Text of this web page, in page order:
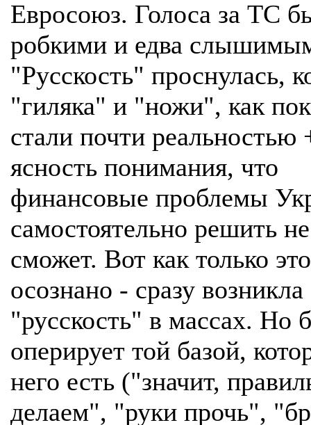
Евросоюз. Голоса за ТС
робкими и едва
"Русскость" проснулась,
"гиляка" и "ножи", как
стали почти реальностью
ясность понимания, что
финансовые проблемы
самостоятельно решить не
сможет. Вот как только
осознано - сразу возникла
"русскость" в массах. Но
оперирует той базой,
него есть ("значит,
делаем", "руки прочь",